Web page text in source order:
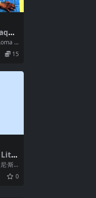
h
15
Littl
·斯
/ 杰
0